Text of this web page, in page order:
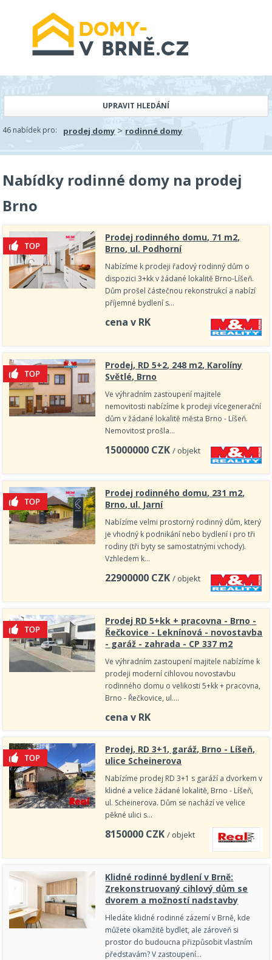
UPRAVIT HLEDÁNÍ
46 nabídek pro: prodej domy > rodinné domy
Nabídky rodinné domy na prodej
Brno
Prodej rodinného domu, 71 m2,
Brno, ul. Podhorní
Nabízíme k prodeji řadový rodinný dům o
dispozici 3+kk v žádané lokalitě Brno-Líšeň.
Dům prošel částečnou rekonstrukcí a nabízí
příjemné bydlení s…
cena v RK
Prodej, RD 5+2, 248 m2, Karolíny
Světlé, Brno
Ve výhradním zastoupení majitele
nemovitosti nabízíme k prodeji vícegenerační
dům v žádané lokalitě města Brno - Líšeň.
Nemovitost prošla…
15000000 CZK / objekt
Prodej rodinného domu, 231 m2,
Brno, ul. Jarní
Nabízíme velmi prostorný rodinný dům, který
je vhodný k podnikání nebo bydlení i pro tři
rodiny (tři byty se samostatnými vchody).
Vzhledem k…
22900000 CZK / objekt
Prodej RD 5+kk + pracovna - Brno -
Řečkovice - Leknínová - novostavba
- garáž - zahrada - CP 337 m2
Ve výhradním zastoupení majitele nabízíme k
prodeji moderní cihlovou novostavbu
rodinného domu o velikosti 5+kk + pracovna,
Brno - Řečkovice, ul.…
cena v RK
Prodej, RD 3+1, garáž, Brno - Líšeň,
ulice Scheinerova
Nabízíme prodej RD 3+1 s garáží a dvorkem v
klidné a velice žádané lokalitě, Brno - Líšeň,
ul. Scheinerova. Dům se nachází ve velice
pěkné ulici s…
8150000 CZK / objekt
Klidné rodinné bydlení v Brně:
Zrekonstruovaný cihlový dům se
dvorem a možností nadstavby
Hledáte klidné rodinné zázemí v Brně, kde
můžete okamžitě bydlet, ale zároveň si
prostor do budoucna přizpůsobit vlastním
představám? V zastoupení…